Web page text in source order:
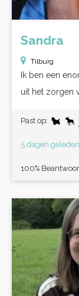
Sandra
Tilburg
Ik ben een
uit het zorgen
Past op:
5 dagen
100%